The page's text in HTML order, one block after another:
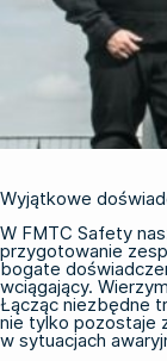
Wyjątkowe
W FMTC Safety
przygotowanie
bogate
wciągający.
Łącząc niezbędne
nie tylko pozostaje
w sytuacjach